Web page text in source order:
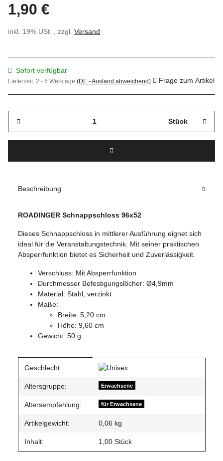
1,90 €
inkl. 19% USt. , zzgl. Versand
Sofort verfügbar
Lieferzeit: 2 - 6 Werktage (DE - Ausland abweichend) Frage zum Artikel
Stück
Beschreibung
ROADINGER Schnappschloss 96x52
Dieses Schnappschloss in mittlerer Ausführung eignet sich
ideal für die Veranstaltungstechnik. Mit seiner praktischen
Absperrfunktion bietet es Sicherheit und Zuverlässigkeit.
Verschluss: Mit Absperrfunktion
Durchmesser Befestigungslöcher: Ø4,9mm
Material: Stahl, verzinkt
Maße:
Breite: 5,20 cm
Höhe: 9,60 cm
Gewicht: 50 g
Produkteigenschaft
Wert
Geschlecht:
Altersgruppe: Erwachsene
Altersempfehlung: für Erwachsene
Artikelgewicht: 0,06 kg
Inhalt: 1,00 Stück